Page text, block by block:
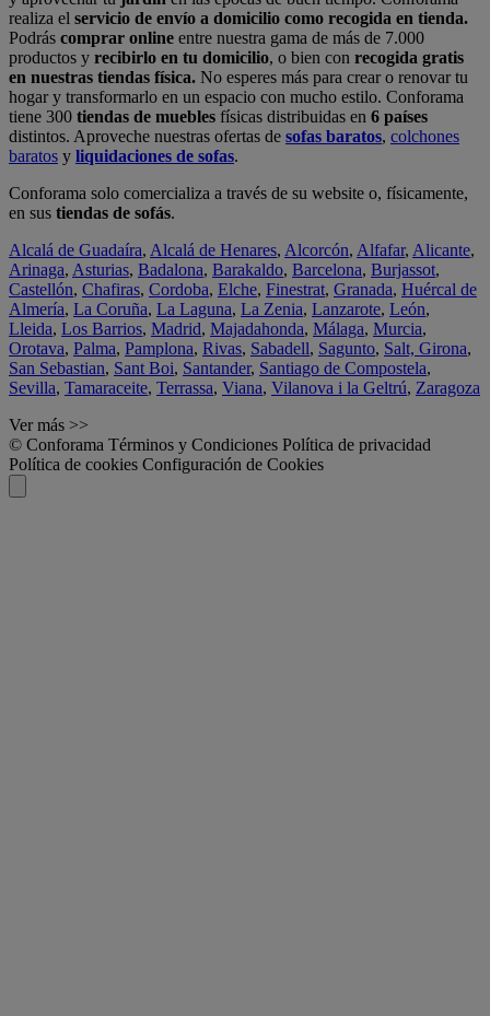
realiza el servicio de envío a domicilio como recogida en tienda.
Podrás comprar online entre nuestra gama de más de 7.000
productos y recibirlo en tu domicilio, o bien con recogida gratis
en nuestras tiendas física. No esperes más para crear o renovar tu
hogar y transformarlo en un espacio con mucho estilo. Conforama
tiene 300 tiendas de muebles físicas distribuidas en 6 países
distintos. Aproveche nuestras ofertas de sofas baratos, colchones
baratos y liquidaciones de sofas.
Conforama solo comercializa a través de su website o, físicamente,
en sus tiendas de sofás.
Alcalá de Guadaíra, Alcalá de Henares, Alcorcón, Alfafar, Alicante,
Arinaga, Asturias, Badalona, Barakaldo, Barcelona, Burjassot,
Castellón, Chafiras, Cordoba, Elche, Finestrat, Granada, Huércal de
Almería, La Coruña, La Laguna, La Zenia, Lanzarote, León,
Lleida, Los Barrios, Madrid, Majadahonda, Málaga, Murcia,
Orotava, Palma, Pamplona, Rivas, Sabadell, Sagunto, Salt, Girona,
San Sebastian, Sant Boi, Santander, Santiago de Compostela,
Sevilla, Tamaraceite, Terrassa, Viana, Vilanova i la Geltrú, Zaragoza
Ver más >>
© Conforama Términos y Condiciones Política de privacidad
Política de cookies Configuración de Cookies